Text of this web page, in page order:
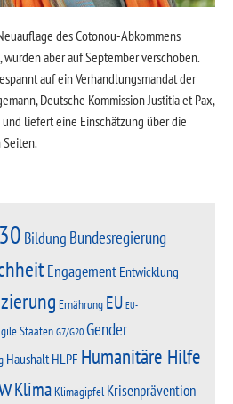
des Cotonou-Abkommens
aber auf September verschoben.
auf ein Verhandlungsmandat der
Deutsche Kommission Justitia et Pax,
liefert eine Einschätzung über die
Bildung Bundesregierung
Engagement Entwicklung
Ernährung EU EU-
StaatenG7/G20Gender
HaushaltHLPF Humanitäre Hilfe
KlimaKlimagipfel Krisenprävention